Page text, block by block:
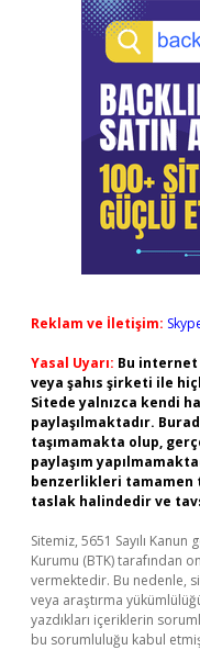
Reklam ve İletişim:
Yasal Uyarı: Bu
veya şahıs şirketi ile
Sitede yalnızca kendi
paylaşılmaktadır.
taşımamakta olup,
paylaşım
benzerlikleri tamamen
taslak halindedir ve
Sitemiz, 5651 Sayılı
Kurumu (BTK) tarafından
vermektedir. Bu nedenle,
veya araştırma
yazdıkları içeriklerin
bu sorumluluğu kabul etmiş